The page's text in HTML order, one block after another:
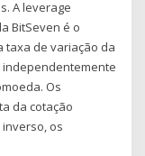
A leverage
BitSeven é o
taxa de variação da
independentemente
Os
da cotação
os